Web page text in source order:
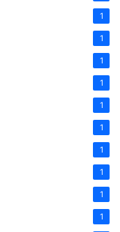
1
1
1
1
1
1
1
1
1
1